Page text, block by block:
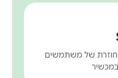
חוזרת של משתמשים